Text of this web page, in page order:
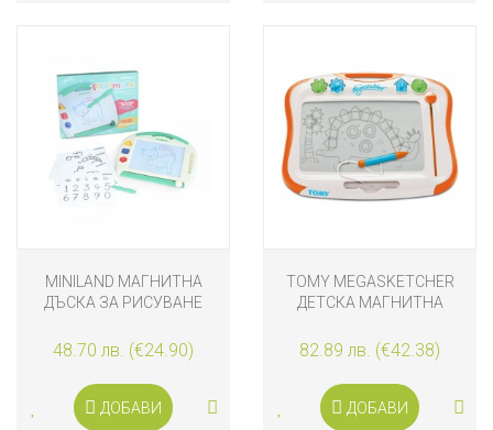
MINILAND МАГНИТНА
ДЪСКА ЗА РИСУВАНЕ
48.70 лв. (€24.90)
ДОБАВИ
TOMY MEGASKETCHER
ДЕТСКА МАГНИТНА
CLASSIC
82.89 лв. (€42.38)
ДОБАВИ